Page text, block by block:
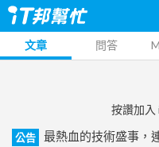
文章 問答
按讚加入
公告
最熱血的技術盛事，